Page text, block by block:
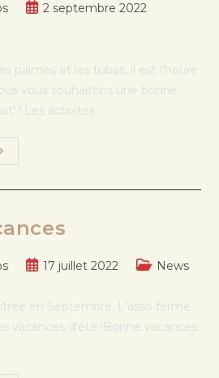
2 septembre 2022
palmes et les tubas, il est l'heure
vous souhaitons une bonne
! Les activités…
17 juillet 2022 News
en Septembre. L'asso ferme
vacances d'été !Bonne vacances